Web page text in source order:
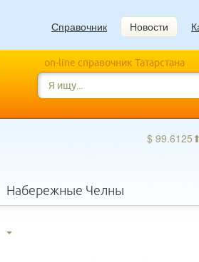
Справочник Новости
on-line справочник Татарстана
$
Набережные Челны